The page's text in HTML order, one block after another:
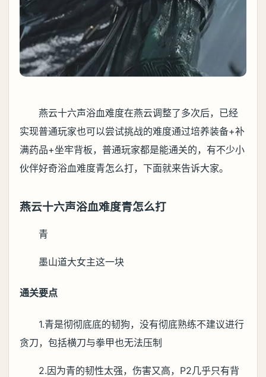
燕云十六声浴血难度在燕云调整了多次后，已经
实现普通玩家也可以尝试挑战的难度通过培养装备+补
满药品+坐牢背板，普通玩家都是能通关的，有不少小
伙伴好奇浴血难度青怎么打，下面就来告诉大家。
燕云十六声浴血难度青怎么打
青
墨山道大女主这一块
通关要点
1.青是彻彻底底的韧狗，没有彻底熟练不建议进行
贪刀，包括横刀与拳甲也无法压制
2.因为青的韧性太强，伤害又高，P2几乎只有背